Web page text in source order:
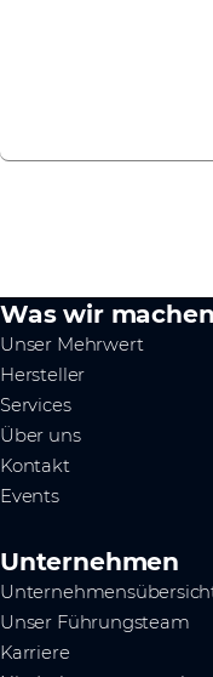
Was wir machen
Unser Mehrwert
Hersteller
Services
Über uns
Kontakt
Events
Unternehmen
Unser Führungsteam
Karriere